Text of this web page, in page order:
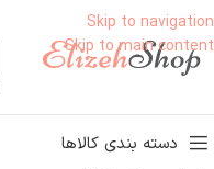
Skip to navigation
Skip to main content
دسته بندی کالاها